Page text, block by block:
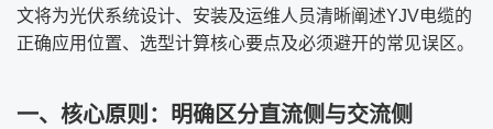
文将为光伏系统设计、安装及运维人员清晰阐述YJV电缆的
正确应用位置、选型计算核心要点及必须避开的常见误区。
一、核心原则：明确区分直流侧与交流侧